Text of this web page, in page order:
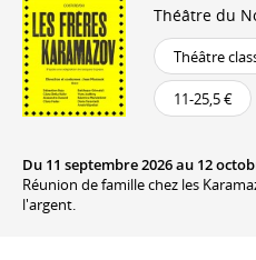
Théâtre du
Théâtre
11-25,5 €
Du 11 septembre 2026 au 12
Réunion de famille chez les
l'argent.